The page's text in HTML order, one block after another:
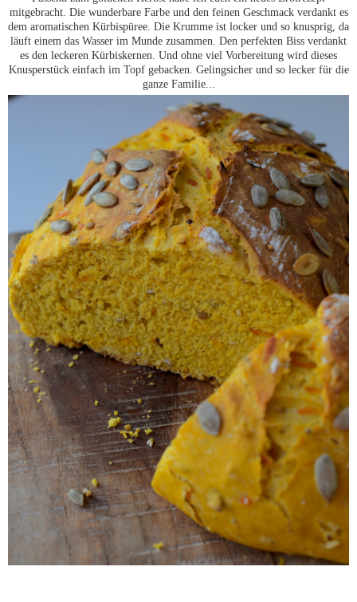
mitgebracht. Die wunderbare Farbe und den feinen Geschmack verdankt es
dem aromatischen Kürbispüree. Die Krumme ist locker und so knusprig, da
läuft einem das Wasser im Munde zusammen. Den perfekten Biss verdankt
es den leckeren Kürbiskernen. Und ohne viel Vorbereitung wird dieses
Knusperstück einfach im Topf gebacken. Gelingsicher und so lecker für die
ganze Familie...